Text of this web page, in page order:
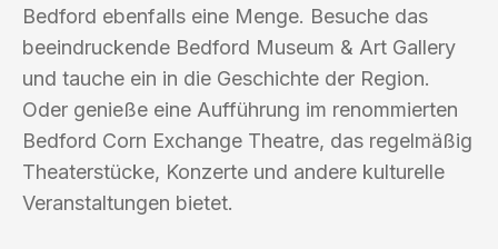
Bedford ebenfalls eine Menge. Besuche das
beeindruckende Bedford Museum & Art Gallery
und tauche ein in die Geschichte der Region.
Oder genieße eine Aufführung im renommierten
Bedford Corn Exchange Theatre, das regelmäßig
Theaterstücke, Konzerte und andere kulturelle
Veranstaltungen bietet.